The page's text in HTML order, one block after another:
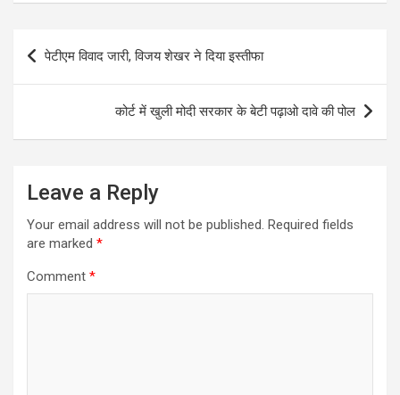
t
s
A
e
o
s
e
n
g
e
t
t
e
r
i
l
e
g
r
a
m
Post
navigation
पेटीएम विवाद जारी, विजय शेखर ने दिया इस्तीफा
कोर्ट में खुली मोदी सरकार के बेटी पढ़ाओ दावे की पोल
Leave a Reply
Your email address will not be published. Required fields
are marked *
Comment *